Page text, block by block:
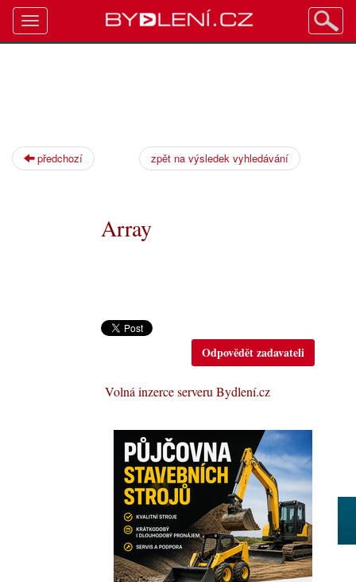
předchozí zpět na výsledek vyhledávání
Array
Odpovědět zadavateli
Volná inzerce serveru Bydlení.cz
Toggle
navigation